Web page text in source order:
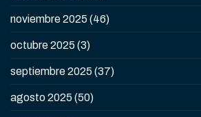
noviembre 2025 (46)
octubre 2025 (3)
septiembre 2025 (37)
agosto 2025 (50)